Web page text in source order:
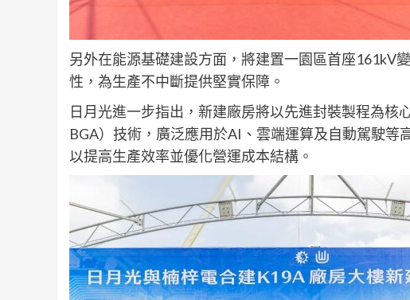
另外在能源基礎建設方面，將建置一園區首座161kV
性，為生產不中斷提供堅實保障。
日月光進一步指出，新建廠房將以先進封裝製程為核
BGA）技術，廣泛應用於AI、雲端運算及自動駕駛等
以提高生產效率並優化營運成本結構。